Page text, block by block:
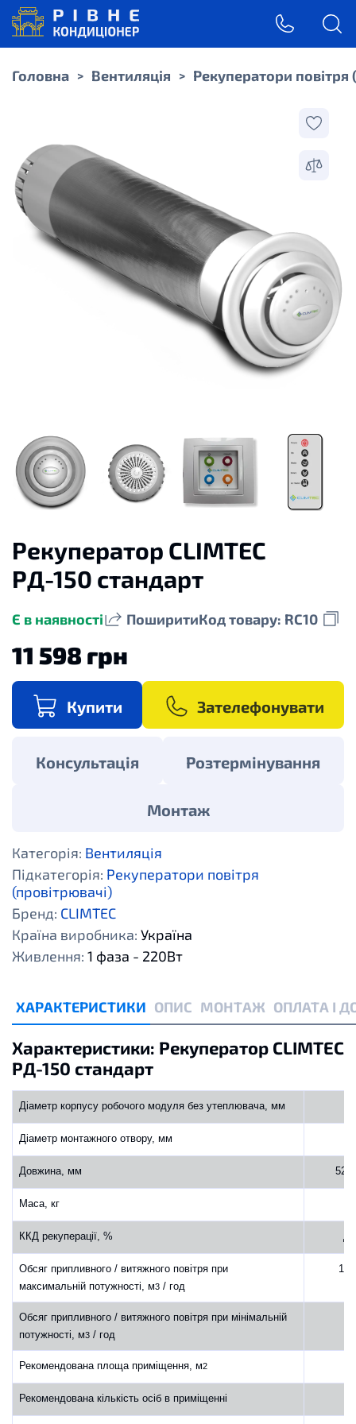
Головна > Вентиляція > Рекуператори повітря
Рекуператор CLIMTEC
РД-150 стандарт
Є в наявності ПоширитиКод товару: RC10
11 598 грн
Купити Зателефонувати
Консультація Розтермінування
Монтаж
Категорія: Вентиляція
Підкатегорія: Рекуператори повітря
(провітрювачі)
Бренд: CLIMTEC
Країна виробника: Україна
Живлення: 1 фаза - 220Вт
ХАРАКТЕРИСТИКИ ОПИС МОНТАЖ ОПЛАТА І
Характеристики: Рекуператор CLIMTEC
РД-150 стандарт
Діаметр корпусу робочого модуля без утеплювача, мм
Діаметр монтажного отвору, мм
Довжина, мм
Маса, кг
ККД рекуперації, %
Обсяг припливного / витяжного повітря при
максимальній потужності, м3 / год
Обсяг припливного / витяжного повітря при мінімальній
потужності, м3 / год
Рекомендована площа приміщення, м2
Рекомендована кількість осіб в приміщенні